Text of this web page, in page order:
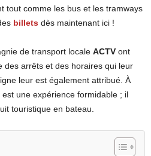
tout comme les bus et les tramways
billets dès maintenant ici !
de transport locale ACTV ont
des arrêts et des horaires qui leur
leur est également attribué. À
une expérience formidable ; il
touristique en bateau.